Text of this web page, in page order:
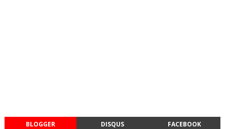
BLOGGER DISQUS FACEBOOK